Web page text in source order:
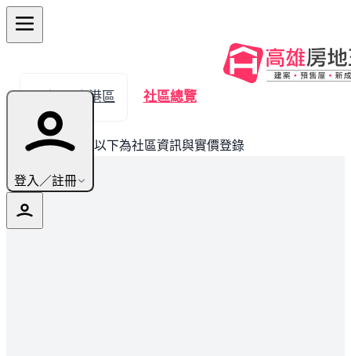
登入／註冊
← 返回小港區 社區總覽
此建案已完銷，以下為社區資訊與實價登錄